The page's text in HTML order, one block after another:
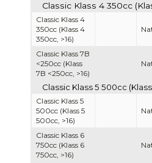
Classic Klass 4 350cc
Classic Klass 4
350cc (Klass 4
350cc, >16)
Classic Klass 7B
<250cc (Klass
7B <250cc, >16)
Classic Klass 5 500cc
Classic Klass 5
500cc (Klass 5
500cc, >16)
Classic Klass 6
750cc (Klass 6
750cc, >16)